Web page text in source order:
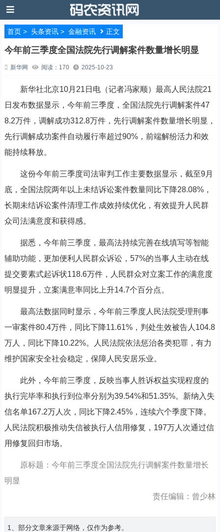
首页> 头条资讯> 金融资讯 正文
今年前三季度全国法院先行调解案件数量增长明显
新华网 阅读：170 2025-10-23
新华社北京10月21日电（记者冯家顺）最高人民法院21
日发布数据显示，今年前三季度，全国法院先行调解案件47
8.2万件，调解成功312.8万件，先行调解案件数量增长明显，
先行调解成功案件自动履行率超过90%，前端解纷活力和效
能持续释放。
这份今年前三季度司法审判工作主要数据显示，截至9月
底，全国法院两年以上未结诉讼案件数量同比下降28.08%，
长期未结诉讼案件清理工作成效持续优化，有效提升人民群
众司法满意度和获得感。
据悉，今年前三季度，最高法持续完善在线填写等智能
辅助功能，更加便利人民群众诉讼，57%的当事人主动在线
提交要素式起诉状118.6万件，人民群众对立案工作的满意度
明显提升，立案满意率同比上升14.7个百分点。
最高法数据同时显示，今年前三季度人民法院受理刑事
一审案件80.4万件，同比下降11.61%，判处生效被告人104.8
万人，同比下降10.22%。人民法院依法惩治各类犯罪，有力
维护国家安全社会稳定，保障人民安居乐业。
此外，今年前三季度，反映当事人胜诉权益实现程度的
执行完毕率和执行到位率分别为39.54%和51.35%。新纳入失
信名单167.2万人次，同比下降2.45%，连续六个季度下降。
人民法院积极推动失信被执行人信用修复，197万人次通过信
用修复回归市场。
原标题：今年前三季度全国法院先行调解案件数量增长
明显
责任编辑：曾少林
1、部分文章来源于网络，仅作为参考。